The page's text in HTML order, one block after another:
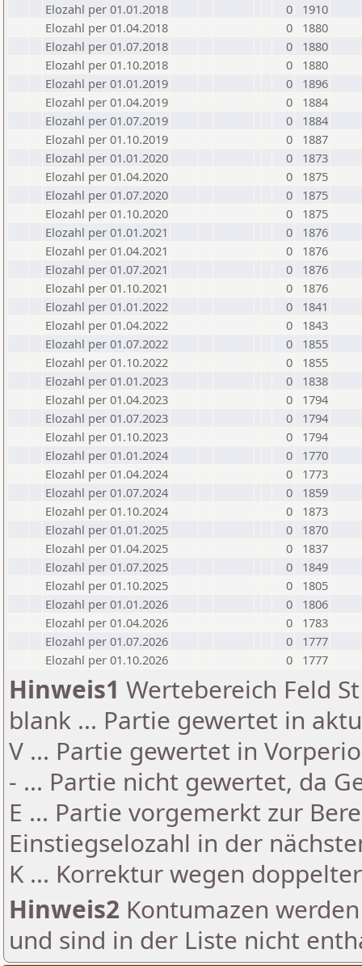
Elozahl per 01.01.2018
0
1910
Elozahl per 01.04.2018
0
1880
Elozahl per 01.07.2018
0
1880
Elozahl per 01.10.2018
0
1880
Elozahl per 01.01.2019
0
1896
Elozahl per 01.04.2019
0
1884
Elozahl per 01.07.2019
0
1884
Elozahl per 01.10.2019
0
1887
Elozahl per 01.01.2020
0
1873
Elozahl per 01.04.2020
0
1875
Elozahl per 01.07.2020
0
1875
Elozahl per 01.10.2020
0
1875
Elozahl per 01.01.2021
0
1876
Elozahl per 01.04.2021
0
1876
Elozahl per 01.07.2021
0
1876
Elozahl per 01.10.2021
0
1876
Elozahl per 01.01.2022
0
1841
Elozahl per 01.04.2022
0
1843
Elozahl per 01.07.2022
0
1855
Elozahl per 01.10.2022
0
1855
Elozahl per 01.01.2023
0
1838
Elozahl per 01.04.2023
0
1794
Elozahl per 01.07.2023
0
1794
Elozahl per 01.10.2023
0
1794
Elozahl per 01.01.2024
0
1770
Elozahl per 01.04.2024
0
1773
Elozahl per 01.07.2024
0
1859
Elozahl per 01.10.2024
0
1873
Elozahl per 01.01.2025
0
1870
Elozahl per 01.04.2025
0
1837
Elozahl per 01.07.2025
0
1849
Elozahl per 01.10.2025
0
1805
Elozahl per 01.01.2026
0
1806
Elozahl per 01.04.2026
0
1783
Elozahl per 01.07.2026
0
1777
Elozahl per 01.10.2026
0 1777
Hinweis1 Wertebereich Feld
blank ... Partie gewertet in
V ... Partie gewertet in
- ... Partie nicht gewertet, da
E ... Partie vorgemerkt zur
Einstiegselozahl in der
K ... Korrektur wegen
Hinweis2 Kontumazen
und sind in der Liste nicht